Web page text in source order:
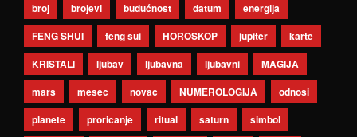
broj
brojevi budućnost datum
energija
FENG SHUI
feng šui HOROSKOP jupiter
karte
KRISTALI
ljubav ljubavna ljubavni
MAGIJA
mars
mesec novac NUMEROLOGIJA
odnosi
planete
proricanje ritual saturn simbol